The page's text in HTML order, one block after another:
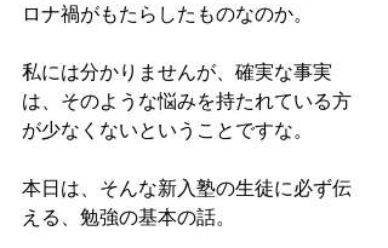
ロナ禍がもたらしたものなのか。
私には分かりませんが、確実な事実
は、そのような悩みを持たれている方
が少なくないということですな。
本日は、そんな新入塾の生徒に必ず伝
える、勉強の基本の話。